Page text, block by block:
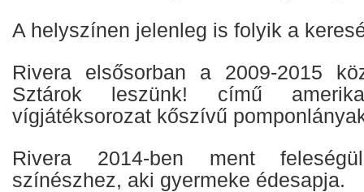
A helyszínen jelenleg is folyik a
Rivera elsősorban a 2009-2015
Sztárok leszünk! című
vígjátéksorozat kőszívű
Rivera 2014-ben ment
színészhez, aki gyermeke édesapja.